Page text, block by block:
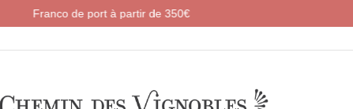
Franco de port à partir de 350€